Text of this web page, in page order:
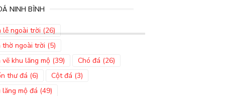
NINH BÌNH
lễ ngoài trời(26)
thờ ngoài trời (5)
vẽ khu lăng mộ (39) Chó đá (26)
thư đá (6) Cột đá (3)
lăng mộ đá (49)